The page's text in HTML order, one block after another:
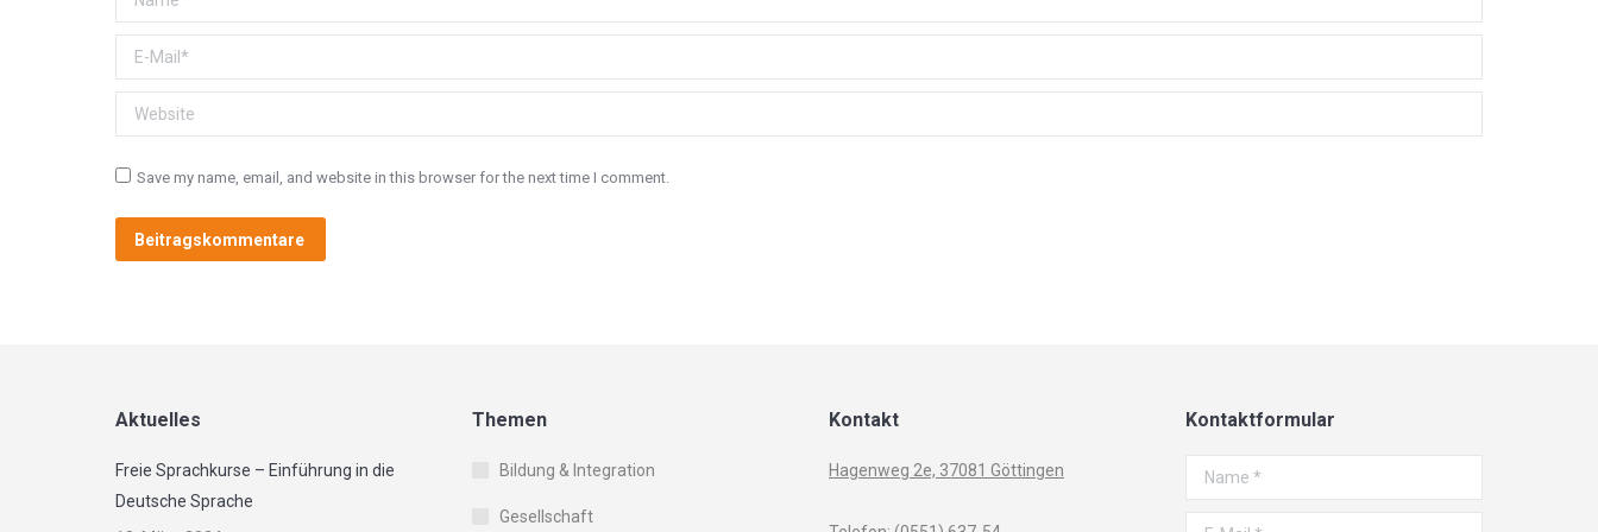
E-Mail *
Website
Save my name, email, and website in this browser for the next time I comment.
Beitragskommentare
Aktuelles
Freie Sprachkurse – Einführung in die
Deutsche Sprache
Themen
Bildung & Integration
Gesellschaft
Kontakt
Hagenweg 2e, 37081 Göttingen
Kontaktformular
Name *
E-Mail *